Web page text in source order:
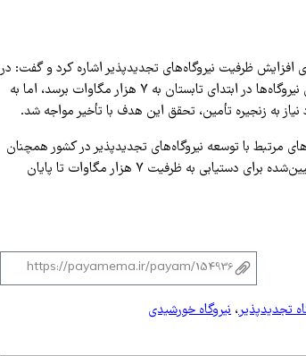
ظرفیت نیروگاه‌های تجدیدپذیر اشاره کرد و گفت: در
برنامه‌ریزی‌های اولیه پیش‌بینی شده بود ظرفیت منصوبه این نیروگاه‌ها در ابتدای تابستان به ۷ هزار مگاوات برسد، اما به
به زنجیره تأمین، تحقق این هدف با تأخیر مواجه شد.
مرتبط با توسعه نیروگاه‌های تجدیدپذیر در کشور همچنان
با سرعت در حال پیگیری است و پیش‌بینی می‌شود هدف تعیین‌شده برای دستیابی به ظرفیت ۷ هزار مگاوات تا پایان
تجدیدپذیر،نیروگاه خورشیدی